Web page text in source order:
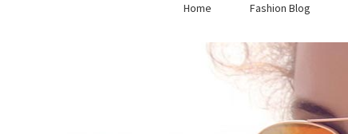
Home Fashion Blog